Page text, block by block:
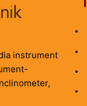
instrument